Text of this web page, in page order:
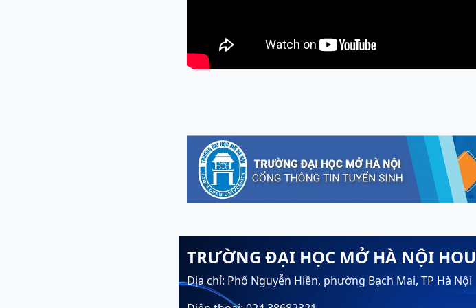
TRƯỜNG ĐẠI HỌC MỞ HÀ NỘI HOU
Địa chỉ: Phố Nguyễn Hiền, phường Bạch Mai, TP Hà Nội